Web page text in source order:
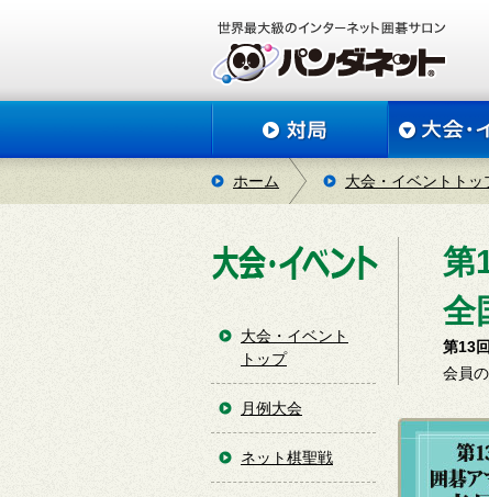
ホーム 大会・イベントトッ
第
全
第13
会員
大会・イベント
トップ
月例大会
ネット棋聖戦